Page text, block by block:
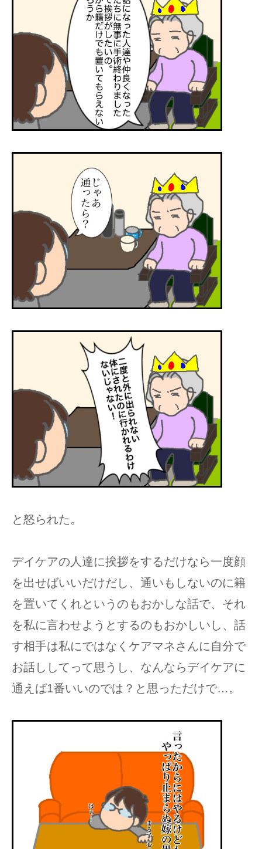
と怒られた。
デイケアの人達に挨拶をするだけなら一度顔
を出せばいいだけだし、通いもしないのに籍
を置いてくれというのもおかしな話で、それ
を私に言わせようとするのもおかしいし、話
す相手は私にではなくケアマネさんに自分で
お話ししてって思うし、なんならデイケアに
通えば1番いいのでは？と思っただけで…。